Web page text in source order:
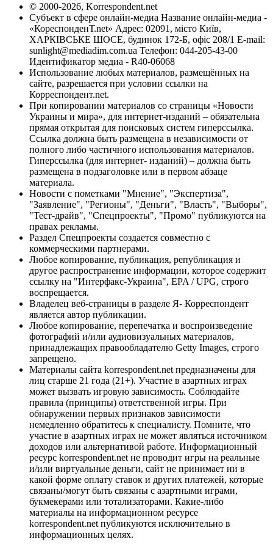
© 2000-2026, Korrespondent.net
Субъект в сфере онлайн-медиа Название онлайн-медиа -
«КореспонденТ.net» Адрес: 02091, місто Київ,
ХАРКІВСЬКЕ ШОСЕ, будинок 172-Б, офіс 208/1 E-mail:
sunlight@mediadim.com.ua Телефон: 044-205-43-00
Идентификатор медиа - R40-06068
Использование любых материалов, размещённых на
сайте, разрешается при условии ссылки на
Корреспондент.net.
При копировании материалов со страницы «Новости
Украины и мира», для интернет-изданий – обязательна
прямая открытая для поисковых систем гиперссылка.
Ссылка должна быть размещена в независимости от
полного либо частичного использования материалов.
Гиперссылка (для интернет- изданий) – должна быть
размещена в подзаголовке или в первом абзаце
материала.
Новости с пометками "Мнение", "Экспертиза",
"Заявление", "Регионы", "Деньги", "Власть", "Выборы",
"Тест-драйв", "Спецпроекты", "Промо" публикуются на
правах рекламы.
Раздел Спецпроекты создается совместно с
коммерческими партнерами.
Любое копирование, публикация, републикация и
другое распространение информации, которое содержит
ссылку на "Интерфакс-Украина", EPA / UPG, строго
воспрещается.
Владелец веб-страницы в разделе Я- Корреспондент
является автор публикации.
Любое копирование, перепечатка и воспроизведение
фотографий и/или аудиовизуальных материалов,
принадлежащих правообладателю Getty Images, строго
запрещено.
Материалы сайта korrespondent.net предназначены для
лиц старше 21 года (21+). Участие в азартных играх
может вызвать игровую зависимость. Соблюдайте
правила (принципы) ответственной игры. При
обнаружении первых признаков зависимости
немедленно обратитесь к специалисту. Помните, что
участие в азартных играх не может являться источником
доходов или альтернативой работе. Информационный
ресурс korrespondent.net не проводит игры на реальные
и/или виртуальные деньги, сайт не принимает ни в
какой форме оплату ставок и других платежей, которые
связаны/могут быть связаны с азартными играми,
букмекерами или тотализаторами. Какие-либо
материалы на информационном ресурсе
korrespondent.net публикуются исключительно в
информационных целях.